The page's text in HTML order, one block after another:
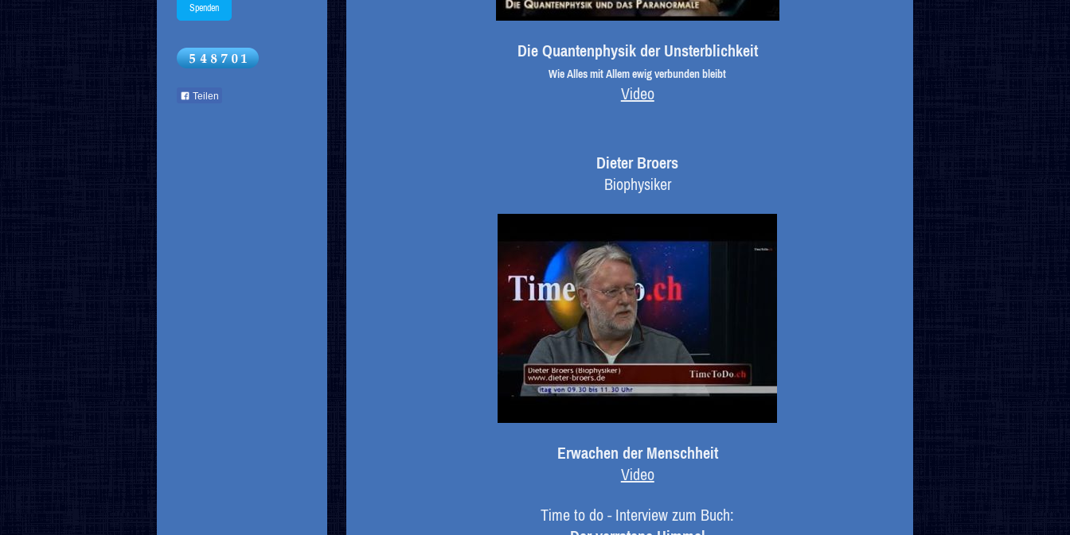
Die Quantenphysik der Unsterblichkeit
Wie Alles mit Allem ewig verbunden bleibt
Video
Dieter Broers
Biophysiker
Erwachen der Menschheit
Video
Time to do - Interview zum Buch:
Spenden
Teilen